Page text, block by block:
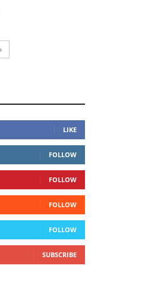
LIKE
FOLLOW
FOLLOW
FOLLOW
FOLLOW
SUBSCRIBE